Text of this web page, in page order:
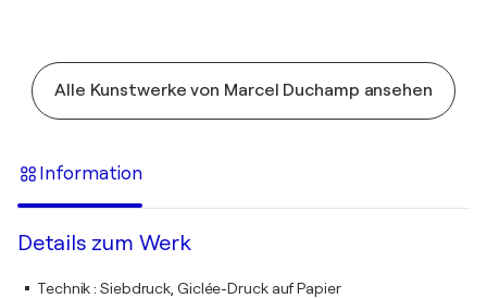
Alle Kunstwerke von Marcel Duchamp ansehen
Information
Details zum Werk
Technik:Siebdruck, Giclée-Druck auf Papier